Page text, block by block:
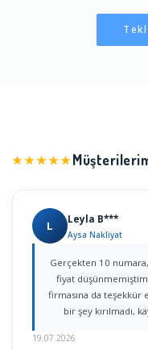
★★★★★
L Leyla B***
Aysa Nakliyat
Gerçekten 10 numara, bu kadar hızlı, kaliteli, temiz ve uygun
fiyat
firmasına da teşekkür
bir şey kırılmadı,
19.07.2026